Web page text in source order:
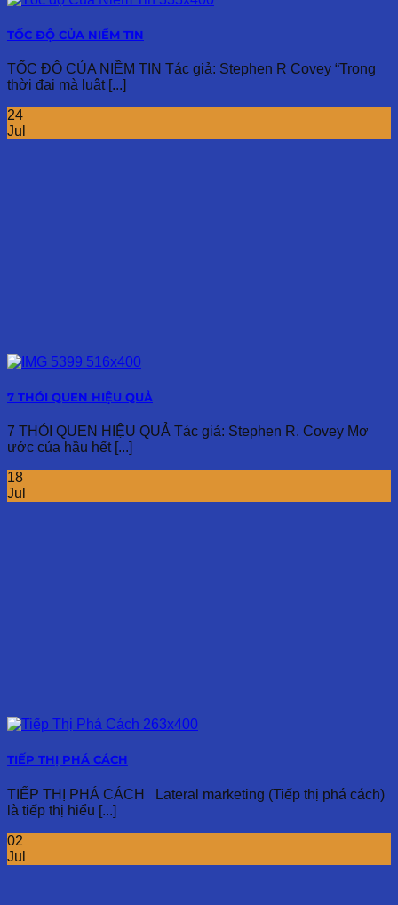
TỐC ĐỘ CỦA NIỀM TIN
TỐC ĐỘ CỦA NIỀM TIN Tác giả: Stephen R Covey “Trong
thời đại mà luật [...]
24
Jul
7 THÓI QUEN HIỆU QUẢ
7 THÓI QUEN HIỆU QUẢ Tác giả: Stephen R. Covey Mơ
ước của hầu hết [...]
18
Jul
TIẾP THỊ PHÁ CÁCH
TIẾP THỊ PHÁ CÁCH Lateral marketing (Tiếp thị phá cách)
là tiếp thị hiểu [...]
02
Jul